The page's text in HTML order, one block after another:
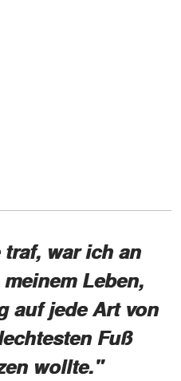
war ich an
Leben,
auf jede Art von
Fuß
wollte."